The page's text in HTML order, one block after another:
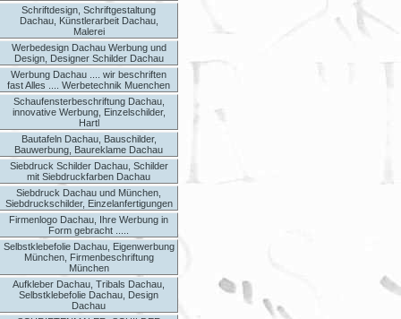
Schriftdesign, Schriftgestaltung
Dachau, Künstlerarbeit Dachau,
Malerei
Werbedesign Dachau Werbung und
Design, Designer Schilder Dachau
Werbung Dachau .... wir beschriften
fast Alles .... Werbetechnik Muenchen
Schaufensterbeschriftung Dachau,
innovative Werbung, Einzelschilder,
Hartl
Bautafeln Dachau, Bauschilder,
Bauwerbung, Baureklame Dachau
Siebdruck Schilder Dachau, Schilder
mit Siebdruckfarben Dachau
Siebdruck Dachau und München,
Siebdruckschilder, Einzelanfertigungen
Firmenlogo Dachau, Ihre Werbung in
Form gebracht .....
Selbstklebefolie Dachau, Eigenwerbung
München, Firmenbeschriftung
München
Aufkleber Dachau, Tribals Dachau,
Selbstklebefolie Dachau, Design
Dachau